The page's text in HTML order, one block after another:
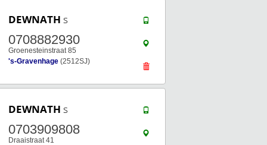
DEWNATH s
0708882930
Groenesteinstraat 85
's-Gravenhage (2512SJ)
DEWNATH s
0703909808
Draaistraat 41